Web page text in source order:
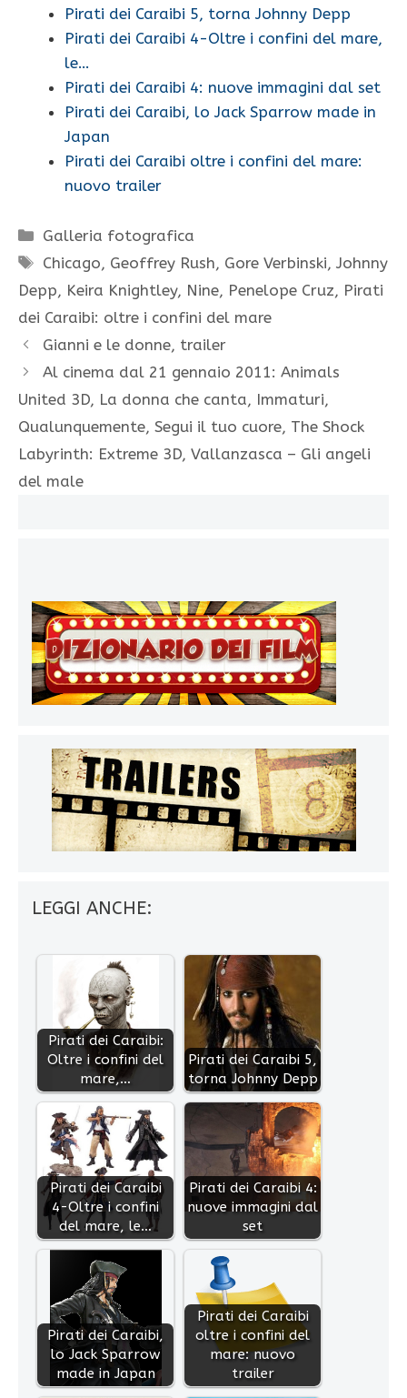
Pirati dei Caraibi 5, torna Johnny Depp
Pirati dei Caraibi 4-Oltre i confini del mare,
le…
Pirati dei Caraibi 4: nuove immagini dal set
Pirati dei Caraibi, lo Jack Sparrow made in
Japan
Pirati dei Caraibi oltre i confini del mare:
nuovo trailer
Categorie
Galleria fotografica
Tag
Chicago, Geoffrey Rush, Gore Verbinski,Johnny
Depp, Keira Knightley, Nine, Penelope Cruz, Pirati
dei Caraibi: oltre i confini del mare
Gianni e le donne, trailer
Al cinema dal 21 gennaio 2011: Animals
United 3D, La donna che canta, Immaturi,
Qualunquemente, Segui il tuo cuore, The Shock
Labyrinth: Extreme 3D, Vallanzasca – Gli angeli
del male
LEGGI ANCHE:
Pirati dei Caraibi:
Oltre i confini del
mare,…
Pirati dei Caraibi 5,
torna Johnny Depp
Pirati dei Caraibi
4-Oltre i confini
del mare, le…
Pirati dei Caraibi 4:
nuove immagini dal
set
Pirati dei Caraibi,
lo Jack Sparrow
made in Japan
Pirati dei Caraibi
oltre i confini del
mare: nuovo
trailer